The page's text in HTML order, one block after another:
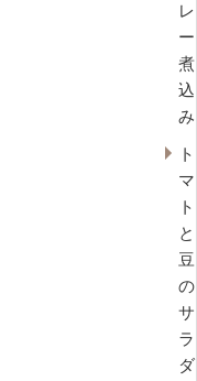
レ
ー
煮
込
み
ト
マ
ト
と
豆
の
サ
ラ
ダ